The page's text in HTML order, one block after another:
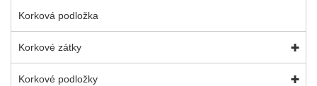
Korková podložka
Korkové zátky
Korkové podložky